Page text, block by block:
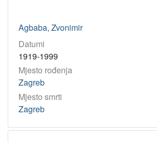
Agbaba, Zvonimir
Datumi
1919-1999
Mjesto rođenja
Zagreb
Mjesto smrti
Zagreb